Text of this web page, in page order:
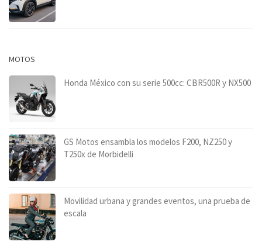
MOTOS
Honda México con su serie 500cc: CBR500R y NX500
GS Motos ensambla los modelos F200, NZ250 y
T250x de Morbidelli
Movilidad urbana y grandes eventos, una prueba de
escala